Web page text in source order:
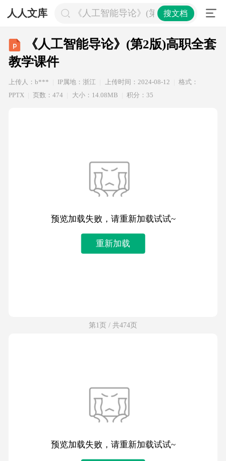
人人文库 《人工智能导论》(第2版)高职全套教
搜文档
《人工智能导论》(第2版)高职全套
教学课件
上传人：b*** IP属地：浙江 上传时间：2024-08-12
格式：
PPTX
页数：474 大小：14.08MB 积分：35
预览加载失败，请重新加载试试~
重新加载
第1页 / 共474页
预览加载失败，请重新加载试试~